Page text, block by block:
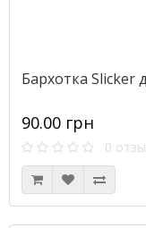
Бархотка Slicker
90.00 грн
0